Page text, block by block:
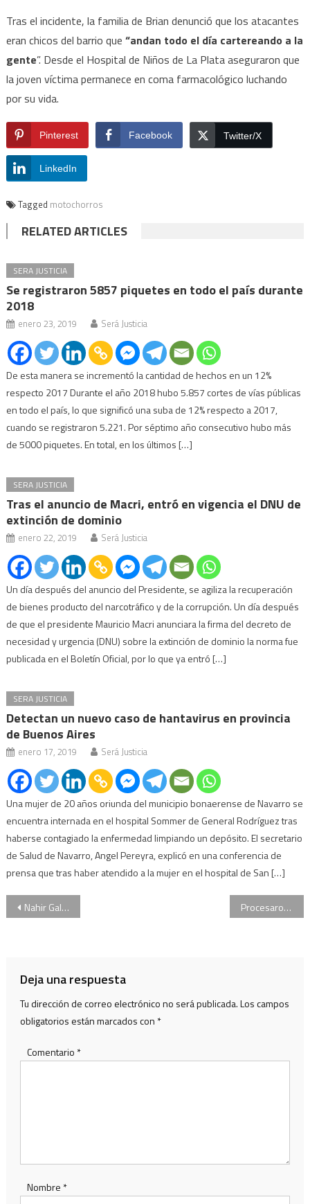
Tras el incidente, la familia de Brian denunció que los atacantes
eran chicos del barrio que “andan todo el día cartereando a la
gente”. Desde el Hospital de Niños de La Plata aseguraron que
la joven víctima permanece en coma farmacológico luchando
por su vida.
Pinterest Facebook Twitter/X
LinkedIn
Tagged motochorros
RELATED ARTICLES
SERA JUSTICIA
Se registraron 5857 piquetes en todo el país durante
2018
enero 23, 2019 Será Justicia
De esta manera se incrementó la cantidad de hechos en un 12%
respecto 2017 Durante el año 2018 hubo 5.857 cortes de vías públicas
en todo el país, lo que significó una suba de 12% respecto a 2017,
cuando se registraron 5.221. Por séptimo año consecutivo hubo más
de 5000 piquetes. En total, en los últimos […]
SERA JUSTICIA
Tras el anuncio de Macri, entró en vigencia el DNU de
extinción de dominio
enero 22, 2019 Será Justicia
Un día después del anuncio del Presidente, se agiliza la recuperación
de bienes producto del narcotráfico y de la corrupción. Un día después
de que el presidente Mauricio Macri anunciara la firma del decreto de
necesidad y urgencia (DNU) sobre la extinción de dominio la norma fue
publicada en el Boletín Oficial, por lo que ya entró […]
SERA JUSTICIA
Detectan un nuevo caso de hantavirus en provincia
de Buenos Aires
enero 17, 2019 Será Justicia
Una mujer de 20 años oriunda del municipio bonaerense de Navarro se
encuentra internada en el hospital Sommer de General Rodríguez tras
haberse contagiado la enfermedad limpiando un depósito. El secretario
de Salud de Navarro, Angel Pereyra, explicó en una conferencia de
prensa que tras haber atendido a la mujer en el hospital de San […]
Navegación
Nahir Galarza fue trasladada a la comisaría y declara por el crimen de su exnovio Procesaron con prisión preventiva a Nahir Galarza, la chica que mató al novio en Gualeguaychú
Deja una respuesta
Tu dirección de correo electrónico no será publicada.Los campos
obligatorios están marcados con *
Comentario *
Nombre *